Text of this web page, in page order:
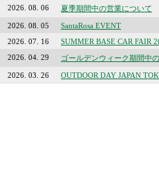
2026. 08. 06 夏季期間中の営業について
2026. 08. 05
SantaRosa EVENT
2026. 07. 16
SUMMER BASE CAR FAIR
2026. 04. 29
ゴールデンウィーク期間中
2026. 03. 26 OUTDOOR DAY JAPAN